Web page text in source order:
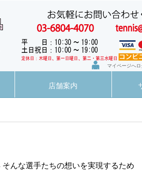
マイページへロ
店舗案内
んな選手たちの想いを実現するため